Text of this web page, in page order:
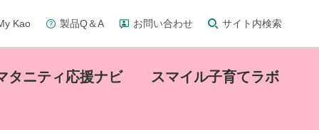
Kao 製品Q＆A お問い合わせ サイト内検索
タニティ応援ナビ スマイル子育てラボ